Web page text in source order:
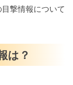
撃情報について
は？